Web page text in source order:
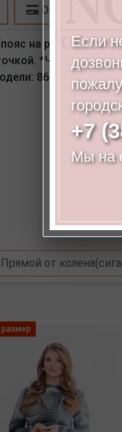
Оплата
на резине).
*Числовые
86-63-94. Рост
Прямой от
Если
+7
Мы на